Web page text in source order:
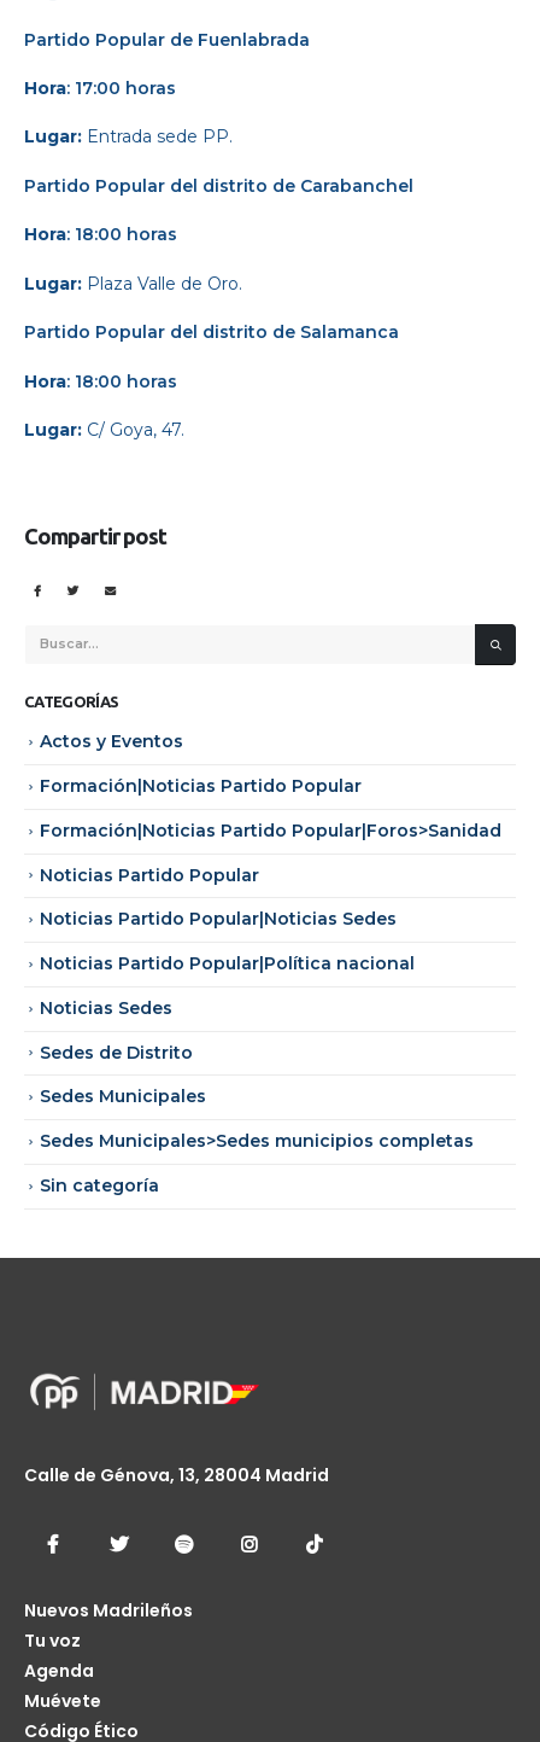
Partido Popular de Fuenlabrada
Hora: 17:00 horas
Lugar: Entrada sede PP.
Partido Popular del distrito de Carabanchel
Hora: 18:00 horas
Lugar: Plaza Valle de Oro.
Partido Popular del distrito de Salamanca
Hora: 18:00 horas
Lugar: C/ Goya, 47.
Compartir post
CATEGORÍAS
Actos y Eventos
Formación|Noticias Partido Popular
Formación|Noticias Partido Popular|Foros>Sanidad
Noticias Partido Popular
Noticias Partido Popular|Noticias Sedes
Noticias Partido Popular|Política nacional
Noticias Sedes
Sedes de Distrito
Sedes Municipales
Sedes Municipales>Sedes municipios completas
Sin categoría
Calle de Génova, 13, 28004 Madrid
Nuevos Madrileños
Tu voz
Agenda
Muévete
Código Ético